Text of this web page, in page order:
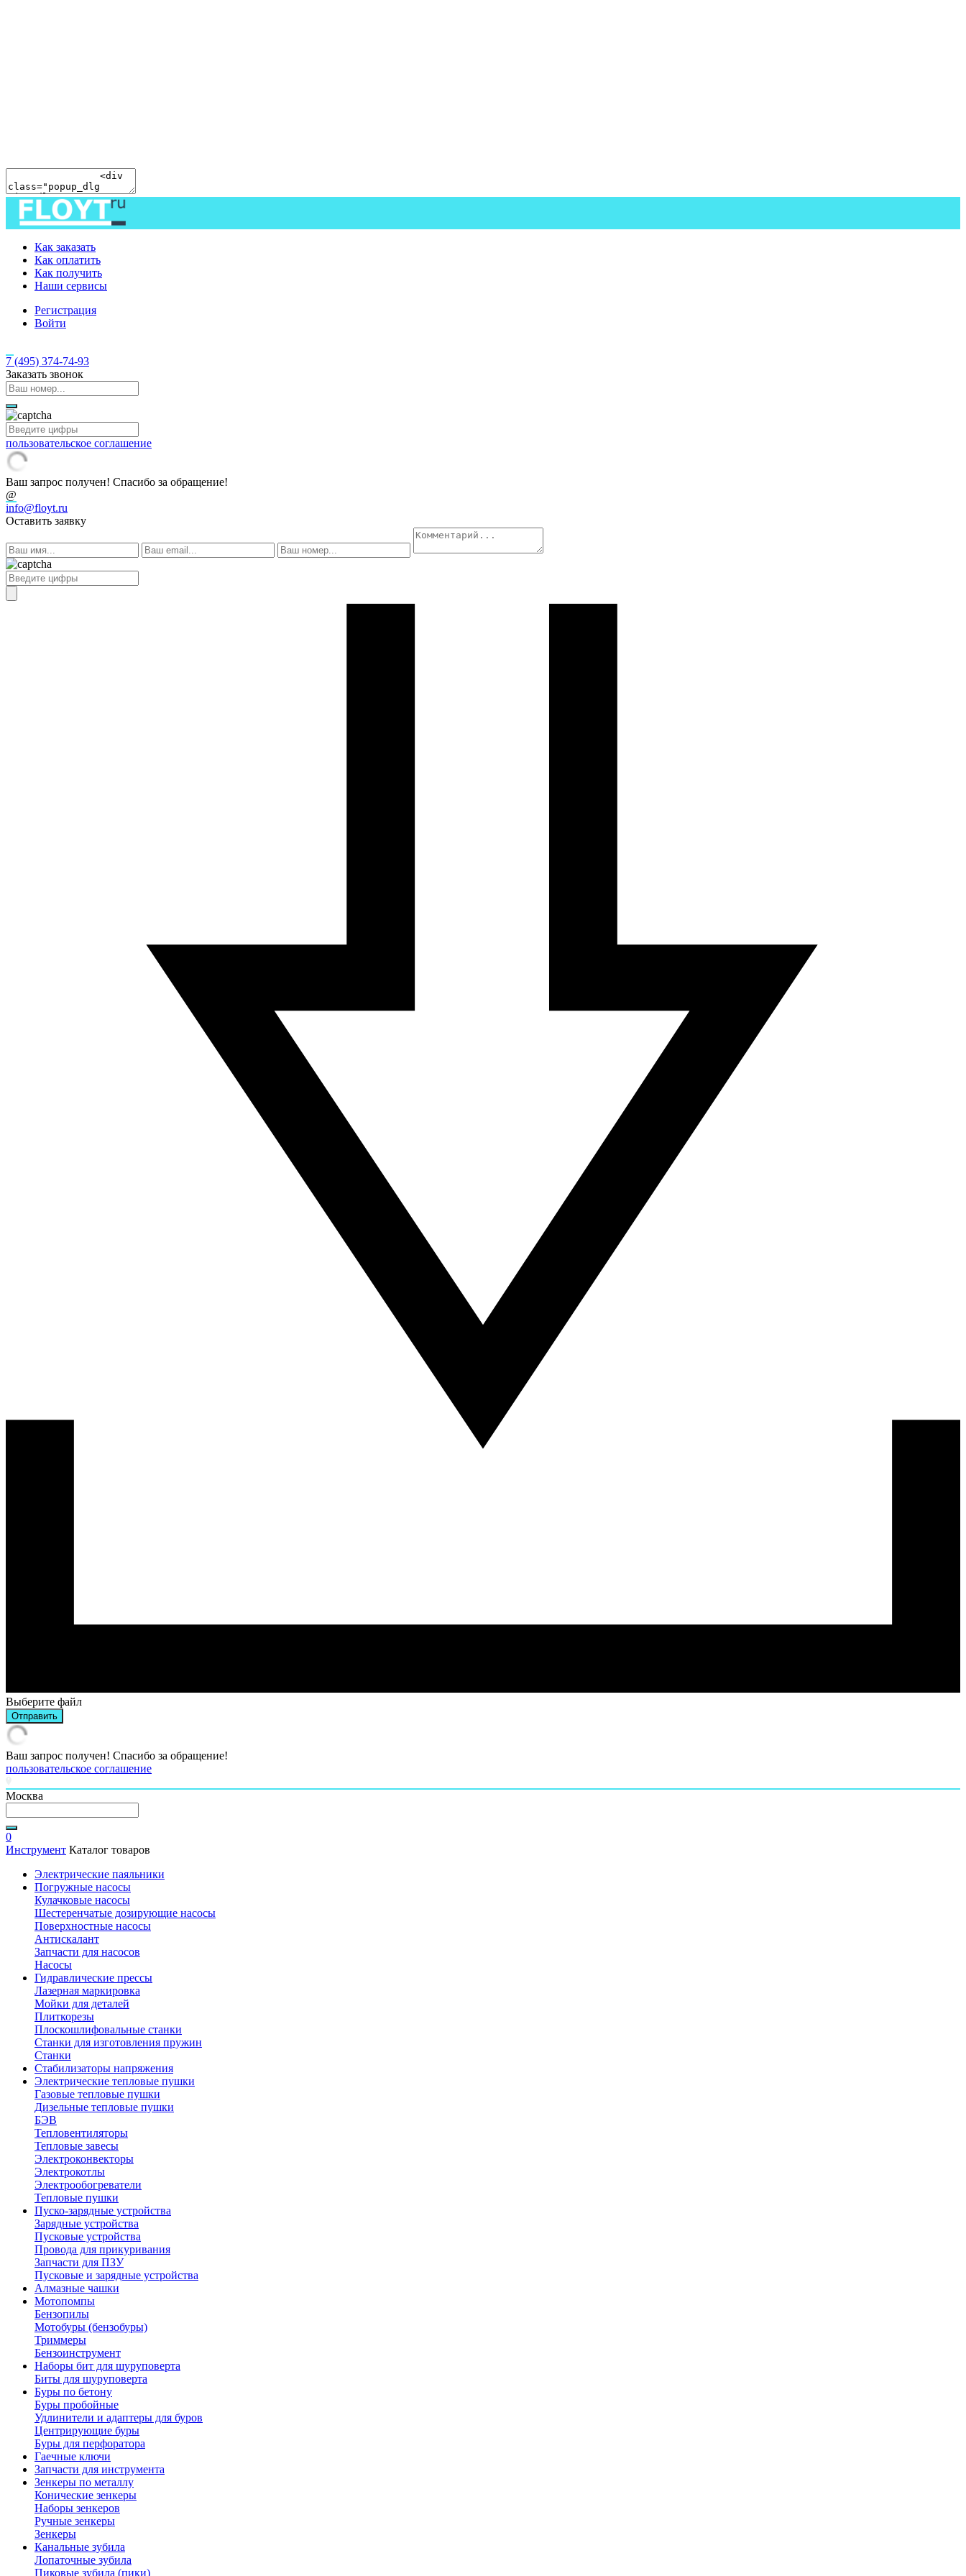
Как заказать
Как оплатить
Как получить
Наши сервисы
Регистрация
Войти
7 (495) 374-74-93
Заказать звонок
пользовательское соглашение
Ваш запрос получен! Спасибо за обращение!
@
info@floyt.ru
Оставить заявку
Выберите файл
Отправить
Ваш запрос получен! Спасибо за обращение!
пользовательское соглашение
Москва
0
Инструмент Каталог товаров
Электрические паяльники
Погружные насосы
Кулачковые насосы
Шестеренчатые дозирующие насосы
Поверхностные насосы
Антискалант
Запчасти для насосов
Насосы
Гидравлические прессы
Лазерная маркировка
Мойки для деталей
Плиткорезы
Плоскошлифовальные станки
Станки для изготовления пружин
Станки
Стабилизаторы напряжения
Электрические тепловые пушки
Газовые тепловые пушки
Дизельные тепловые пушки
БЭВ
Тепловентиляторы
Тепловые завесы
Электроконвекторы
Электрокотлы
Электрообогреватели
Тепловые пушки
Пуско-зарядные устройства
Зарядные устройства
Пусковые устройства
Провода для прикуривания
Запчасти для ПЗУ
Пусковые и зарядные устройства
Алмазные чашки
Мотопомпы
Бензопилы
Мотобуры (бензобуры)
Триммеры
Бензоинструмент
Наборы бит для шуруповерта
Биты для шуруповерта
Буры по бетону
Буры пробойные
Удлинители и адаптеры для буров
Центрирующие буры
Буры для перфоратора
Гаечные ключи
Запчасти для инструмента
Зенкеры по металлу
Конические зенкеры
Наборы зенкеров
Ручные зенкеры
Зенкеры
Канальные зубила
Лопаточные зубила
Пиковые зубила (пики)